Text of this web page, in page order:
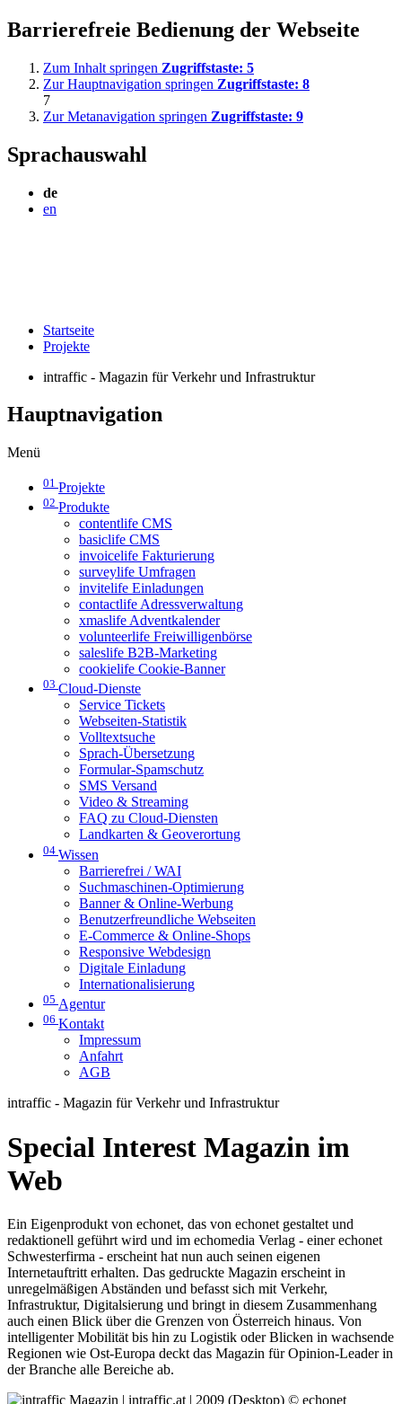
Barrierefreie Bedienung der Webseite
Zum Inhalt springen Zugriffstaste: 5
Zur Hauptnavigation springen Zugriffstaste: 8
7
Zur Metanavigation springen Zugriffstaste: 9
Sprachauswahl
de
en
Startseite
Projekte
intraffic - Magazin für Verkehr und Infrastruktur
Hauptnavigation
Menü
01 Projekte
02 Produkte
contentlife CMS
basiclife CMS
invoicelife Fakturierung
surveylife Umfragen
invitelife Einladungen
contactlife Adressverwaltung
xmaslife Adventkalender
volunteerlife Freiwilligenbörse
saleslife B2B-Marketing
cookielife Cookie-Banner
03 Cloud-Dienste
Service Tickets
Webseiten-Statistik
Volltextsuche
Sprach-Übersetzung
Formular-Spamschutz
SMS Versand
Video & Streaming
FAQ zu Cloud-Diensten
Landkarten & Geoverortung
04 Wissen
Barrierefrei / WAI
Suchmaschinen-Optimierung
Banner & Online-Werbung
Benutzerfreundliche Webseiten
E-Commerce & Online-Shops
Responsive Webdesign
Digitale Einladung
Internationalisierung
05 Agentur
06 Kontakt
Impressum
Anfahrt
AGB
intraffic - Magazin für Verkehr und Infrastruktur
Special Interest Magazin im
Web
Ein Eigenprodukt von echonet, das von echonet gestaltet und
redaktionell geführt wird und im echomedia Verlag - einer echonet
Schwesterfirma - erscheint hat nun auch seinen eigenen
Internetauftritt erhalten. Das gedruckte Magazin erscheint in
unregelmäßigen Abständen und befasst sich mit Verkehr,
Infrastruktur, Digitalsierung und bringt in diesem Zusammenhang
auch einen Blick über die Grenzen von Österreich hinaus. Von
intelligenter Mobilität bis hin zu Logistik oder Blicken in wachsende
Regionen wie Ost-Europa deckt das Magazin für Opinion-Leader in
der Branche alle Bereiche ab.